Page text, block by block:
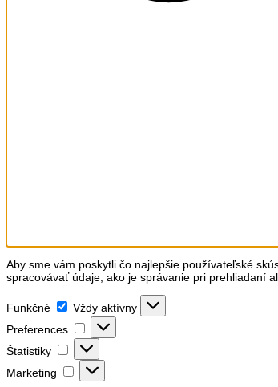
Aby sme vám poskytli čo najlepšie používateľské
spracovávať údaje, ako je správanie pri prehliadaní
Funkčné
Vždy aktívny
Preferences
Preferences
Štatistiky
Štatistiky
Marketing
Marketing